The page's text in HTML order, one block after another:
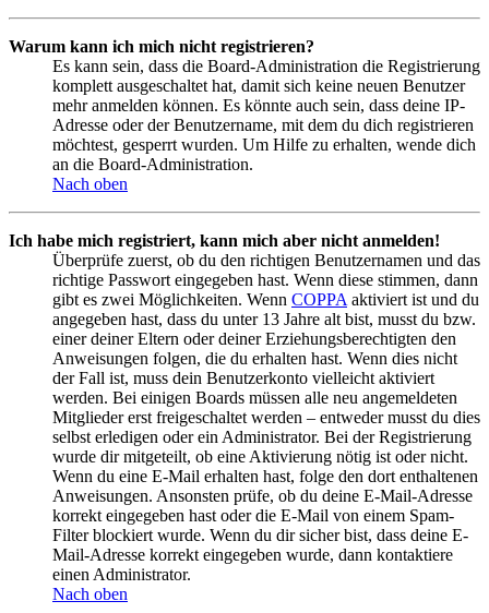
Warum kann ich mich nicht registrieren?
Es kann sein, dass die Board-Administration die Registrierung
komplett ausgeschaltet hat, damit sich keine neuen Benutzer
mehr anmelden können. Es könnte auch sein, dass deine IP-
Adresse oder der Benutzername, mit dem du dich registrieren
möchtest, gesperrt wurden. Um Hilfe zu erhalten, wende dich
an die Board-Administration.
Nach oben
Ich habe mich registriert, kann mich aber nicht anmelden!
Überprüfe zuerst, ob du den richtigen Benutzernamen und das
richtige Passwort eingegeben hast. Wenn diese stimmen, dann
gibt es zwei Möglichkeiten. Wenn COPPA aktiviert ist und du
angegeben hast, dass du unter 13 Jahre alt bist, musst du bzw.
einer deiner Eltern oder deiner Erziehungsberechtigten den
Anweisungen folgen, die du erhalten hast. Wenn dies nicht
der Fall ist, muss dein Benutzerkonto vielleicht aktiviert
werden. Bei einigen Boards müssen alle neu angemeldeten
Mitglieder erst freigeschaltet werden – entweder musst du dies
selbst erledigen oder ein Administrator. Bei der Registrierung
wurde dir mitgeteilt, ob eine Aktivierung nötig ist oder nicht.
Wenn du eine E-Mail erhalten hast, folge den dort enthaltenen
Anweisungen. Ansonsten prüfe, ob du deine E-Mail-Adresse
korrekt eingegeben hast oder die E-Mail von einem Spam-
Filter blockiert wurde. Wenn du dir sicher bist, dass deine E-
Mail-Adresse korrekt eingegeben wurde, dann kontaktiere
einen Administrator.
Nach oben